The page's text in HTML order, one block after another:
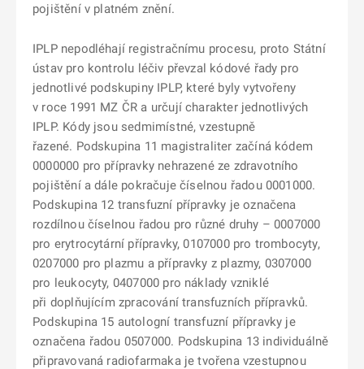
pojištění v platném znění.
IPLP nepodléhají registračnímu procesu, proto Státní
ústav pro kontrolu léčiv převzal kódové řady pro
jednotlivé podskupiny IPLP, které byly vytvořeny
v roce 1991 MZ ČR a určují charakter jednotlivých
IPLP. Kódy jsou sedmimístné, vzestupně
řazené. Podskupina 11 magistraliter začíná kódem
0000000 pro přípravky nehrazené ze zdravotního
pojištění a dále pokračuje číselnou řadou 0001000.
Podskupina 12 transfuzní přípravky je označena
rozdílnou číselnou řadou pro různé druhy – 0007000
pro erytrocytární přípravky, 0107000 pro trombocyty,
0207000 pro plazmu a přípravky z plazmy, 0307000
pro leukocyty, 0407000 pro náklady vzniklé
při doplňujícím zpracování transfuzních přípravků.
Podskupina 15 autologní transfuzní přípravky je
označena řadou 0507000. Podskupina 13 individuálně
připravovaná radiofarmaka je tvořena vzestupnou